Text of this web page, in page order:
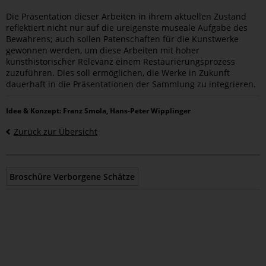
Die Präsentation dieser Arbeiten in ihrem aktuellen Zustand
reflektiert nicht nur auf die ureigenste museale Aufgabe des
Bewahrens; auch sollen Patenschaften für die Kunstwerke
gewonnen werden, um diese Arbeiten mit hoher
kunsthistorischer Relevanz einem Restaurierungsprozess
zuzuführen. Dies soll ermöglichen, die Werke in Zukunft
dauerhaft in die Präsentationen der Sammlung zu integrieren.
Idee & Konzept: Franz Smola, Hans-Peter Wipplinger
Zurück zur Übersicht
Epaper
Broschüre Verborgene Schätze